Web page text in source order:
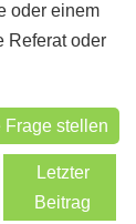
oder einem
Referat oder
Frage stellen
Letzter
Beitrag